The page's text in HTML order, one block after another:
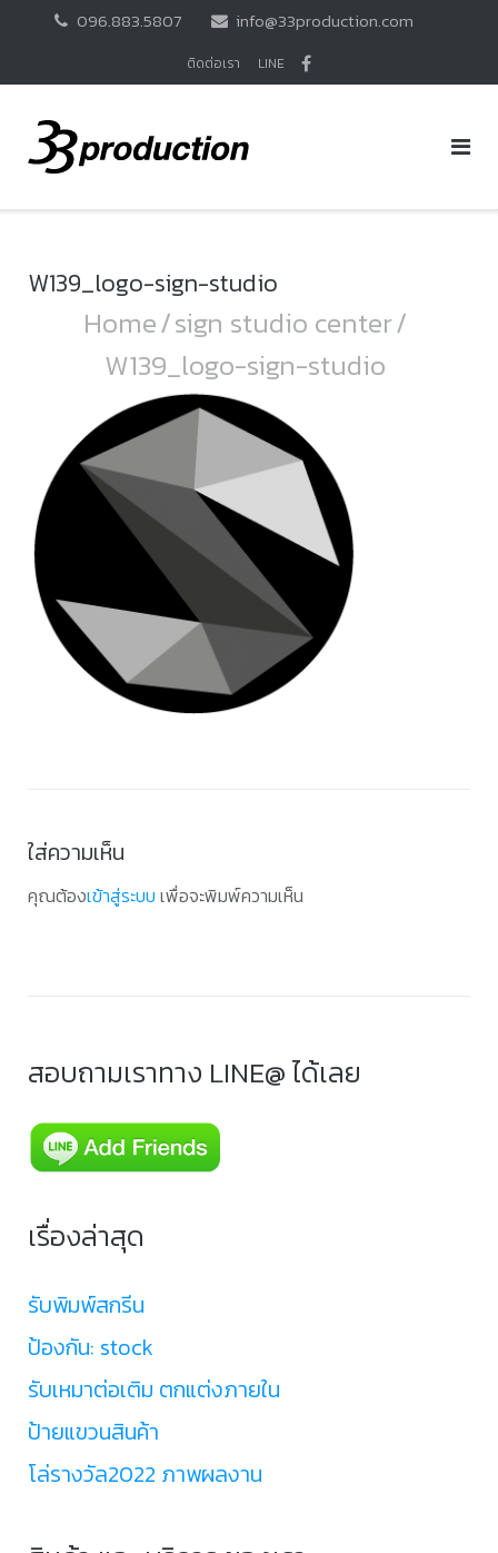
096.883.5807 info@33production.com
ติดต่อเรา LINE
W139_logo-sign-studio
Home/sign studio center/
W139_logo-sign-studio
ใส่ความเห็น
คุณต้องเข้าสู่ระบบ เพื่อจะพิมพ์ความเห็น
สอบถามเราทาง LINE@ ได้เลย
เรื่องล่าสุด
รับพิมพ์สกรีน
ป้องกัน: stock
รับเหมาต่อเติม ตกแต่งภายใน
ป้ายแขวนสินค้า
โล่รางวัล2022 ภาพผลงาน